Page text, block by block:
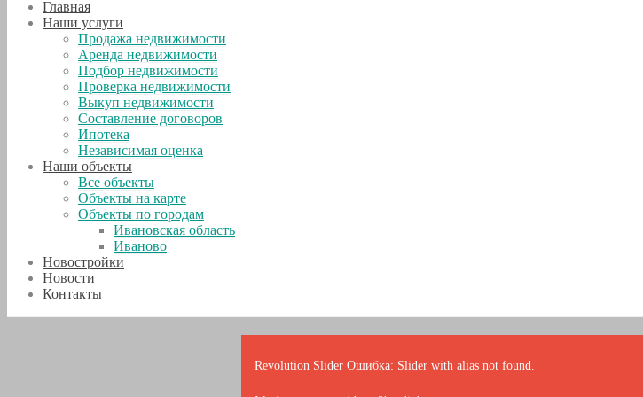
Главная
Наши услуги
Продажа недвижимости
Аренда недвижимости
Подбор недвижимости
Проверка недвижимости
Выкуп недвижимости
Составление договоров
Ипотека
Независимая оценка
Наши объекты
Все объекты
Объекты на карте
Объекты по городам
Ивановская область
Иваново
Новостройки
Новости
Контакты
Revolution Slider Ошибка: Slider with alias not found.